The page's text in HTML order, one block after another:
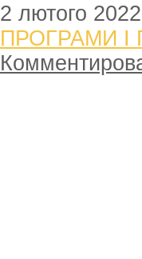
2 лютого 2022
ПРОГРАМИ І